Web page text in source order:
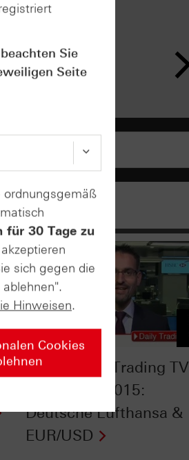
HSBC Daily Trading TV
vom 22.12.2015:
Deutsche Lufthansa &
EUR/USD
Sie
Seite
ordnungsgemäß
für 30 Tage zu
sich gegen die
Hinweisen.
Cookies